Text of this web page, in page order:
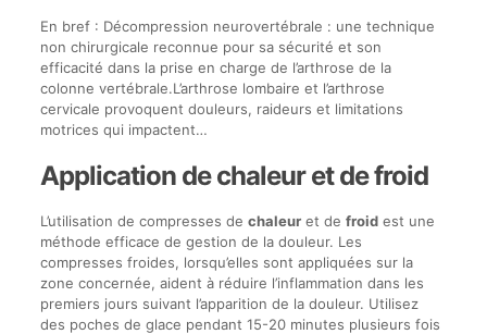
En bref : Décompression neurovertébrale : une technique
non chirurgicale reconnue pour sa sécurité et son
efficacité dans la prise en charge de l’arthrose de la
colonne vertébrale.L’arthrose lombaire et l’arthrose
cervicale provoquent douleurs, raideurs et limitations
motrices qui impactent…
Application de chaleur et de froid
L’utilisation de compresses de chaleuret de froidest une
méthode efficace de gestion de la douleur. Les
compresses froides, lorsqu’elles sont appliquées sur la
zone concernée, aident à réduire l’inflammation dans les
premiers jours suivant l’apparition de la douleur. Utilisez
des poches de glace pendant 15-20 minutes plusieurs fois